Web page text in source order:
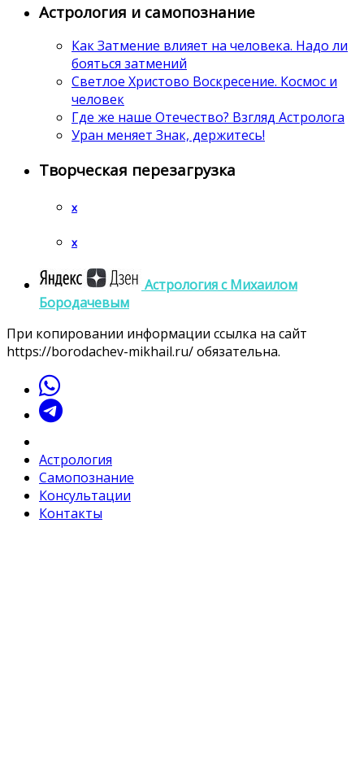
Астрология и самопознание
Как Затмение влияет на человека. Надо ли
бояться затмений
Светлое Христово Воскресение. Космос и
человек
Где же наше Отечество? Взгляд Астролога
Уран меняет Знак, держитесь!
Творческая перезагрузка
x
x
Астрология c Михаилом
Бородачевым
При копировании информации ссылка на сайт
https://borodachev-mikhail.ru/ обязательна.
Астрология
Самопознание
Консультации
Контакты